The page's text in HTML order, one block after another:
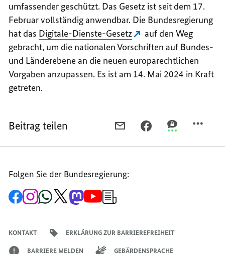
umfassender geschützt. Das Gesetz ist seit dem 17.
Februar vollständig anwendbar. Die Bundesregierung
hat das Digitale-Dienste-Gesetz
auf den Weg
gebracht, um die nationalen Vorschriften auf Bundes-
und Länderebene an die neuen europarechtlichen
Vorgaben anzupassen. Es ist am 14. Mai 2024 in Kraft
getreten.
Beitrag teilen
MAIL
GEMEINSAM
TEILEN, TEILEN,
Folgen Sie der Bundesregierung:
Zur
Facebook-
Zum
Instagram-
Zum
WhatsApp-
Zum
X-
Zum
Mastodon-
Zum
YouTube-Anmeldung
KONTAKT ERKLÄRUNG ZUR BARRIEREFREIHEIT
BARRIERE MELDEN GEBÄRDENSPRACHE